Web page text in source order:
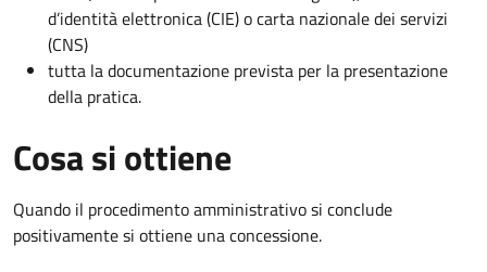
d’identità elettronica (CIE) o carta nazionale dei servizi
(CNS)
tutta la documentazione prevista per la presentazione
della pratica.
Cosa si ottiene
Quando il procedimento amministrativo si conclude
positivamente si ottiene una concessione.